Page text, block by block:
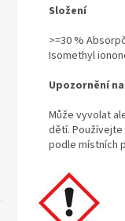
Složení
>=30 %
Isomethyl
Upozornění
Může vyvolat
dětí.
podle místních